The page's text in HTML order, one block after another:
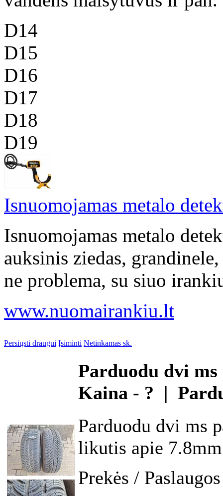
D14
D15
D16
D17
D18
D19
Isnuomojamas metalo
Isnuomojamas metalo
auksinis ziedas,
ne problema, su siuo
www.nuomairankiu.lt
Persiųsti draugui Įsiminti Netinkamas sk.
Parduodu dvi ms
Kaina - ? |
Parduodu dvi ms
likutis apie
Prekės /